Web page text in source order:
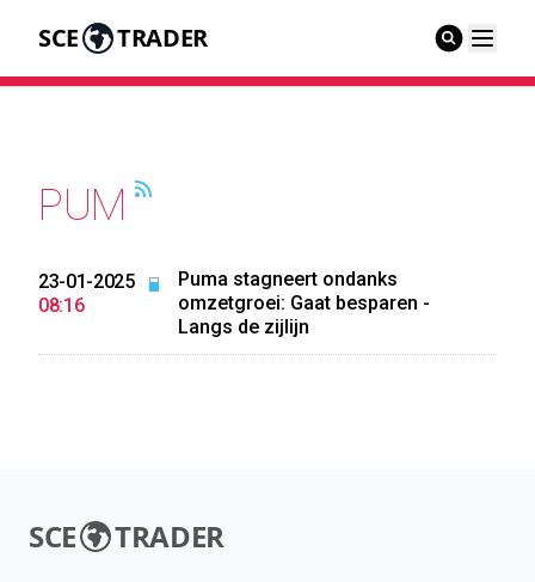
SCE TRADER
PUM
23-01-2025
08:16
Puma stagneert ondanks
omzetgroei: Gaat besparen -
Langs de zijlijn
SCE TRADER